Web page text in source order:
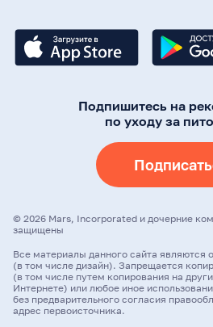
Подпишитесь на
по уходу за
© 2026 Mars, Incorporated и дочерние
защищены
Все материалы данного сайта являются
(в том числе дизайн). Запрещается
(в том числе путем копирования на
Интернете) или любое иное
без предварительного согласия
адрес первоисточника.